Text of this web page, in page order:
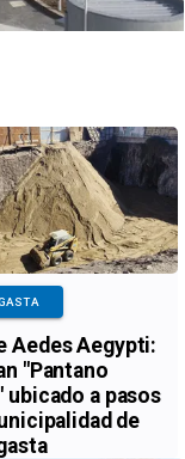
Aedes Aegypti:
"Pantano
ubicado a pasos
de